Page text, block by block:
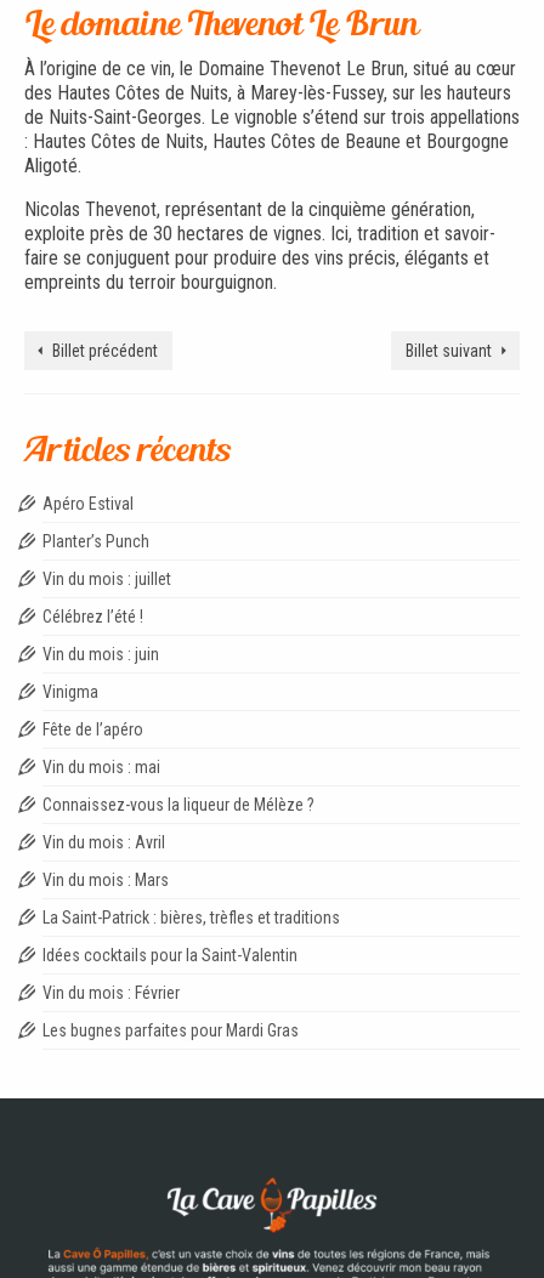
Le domaine Thevenot Le Brun
À l’origine de ce vin, le Domaine Thevenot Le Brun, situé au cœur
des Hautes Côtes de Nuits, à Marey-lès-Fussey, sur les hauteurs
de Nuits-Saint-Georges. Le vignoble s’étend sur trois appellations
: Hautes Côtes de Nuits, Hautes Côtes de Beaune et Bourgogne
Aligoté.
Nicolas Thevenot, représentant de la cinquième génération,
exploite près de 30 hectares de vignes. Ici, tradition et savoir-
faire se conjuguent pour produire des vins précis, élégants et
empreints du terroir bourguignon.
Billet précédent Billet suivant
Articles récents
Apéro Estival
Planter’s Punch
Vin du mois : juillet
Célébrez l’été !
Vin du mois : juin
Vinigma
Fête de l’apéro
Vin du mois : mai
Connaissez-vous la liqueur de Mélèze ?
Vin du mois : Avril
Vin du mois : Mars
La Saint-Patrick : bières, trèfles et traditions
Idées cocktails pour la Saint-Valentin
Vin du mois : Février
Les bugnes parfaites pour Mardi Gras